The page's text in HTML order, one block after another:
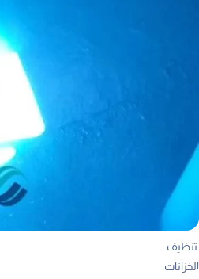
تنظيف
الخزانات